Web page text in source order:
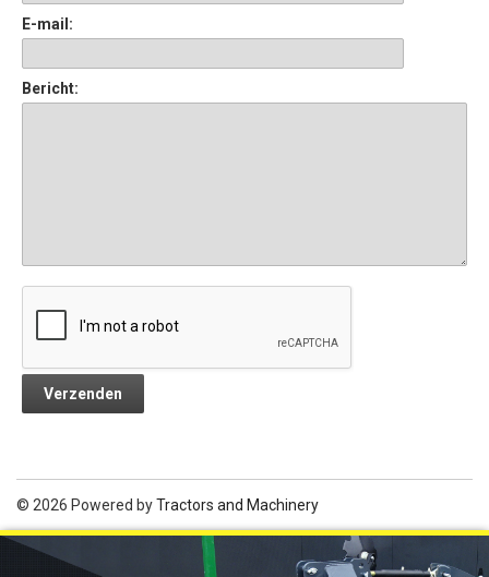
E-mail:
Bericht:
© 2026 Powered byTractors and Machinery